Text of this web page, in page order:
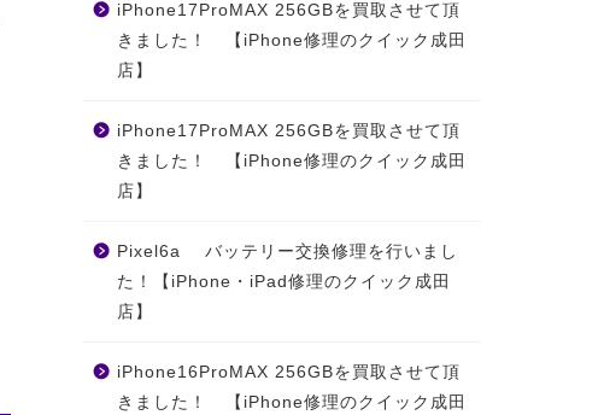
iPhone17ProMAX 256GBを買取させて頂
きました！ 【iPhone修理のクイック成田
店】
iPhone17ProMAX 256GBを買取させて頂
きました！ 【iPhone修理のクイック成田
店】
Pixel6a バッテリー交換修理を行いまし
た！【iPhone・iPad修理のクイック成田
店】
iPhone16ProMAX 256GBを買取させて頂
きました！ 【iPhone修理のクイック成田